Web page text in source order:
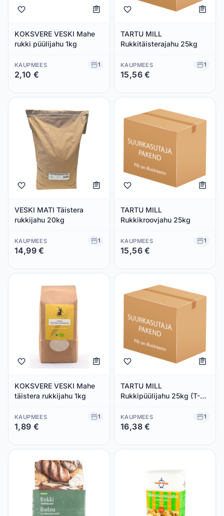
KOKSVERE VESKI Mahe
rukki püülijahu 1kg
KAUPMEES 1
2,10 €
TARTU MILL
Rukkitäisterajahu 25kg
KAUPMEES 1
15,56 €
VESKI MATI Täistera
rukkijahu 20kg
KAUPMEES 1
14,99 €
TARTU MILL
Rukkikroovjahu 25kg
KAUPMEES 1
15,56 €
KOKSVERE VESKI Mahe
täistera rukkijahu 1kg
KAUPMEES 1
1,89 €
TARTU MILL
Rukkipüülijahu 25kg (T-
KAUPMEES 1
16,38 €